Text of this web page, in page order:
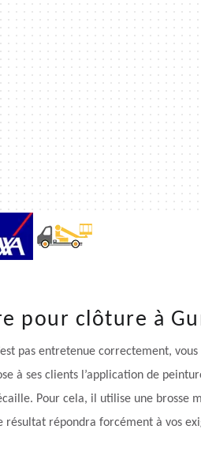
pour clôture à
pas entretenue correctement,
à ses clients l’application de
Pour cela, il utilise une brosse
répondra forcément à vos